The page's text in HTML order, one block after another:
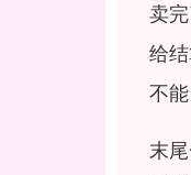
卖
给
不
末